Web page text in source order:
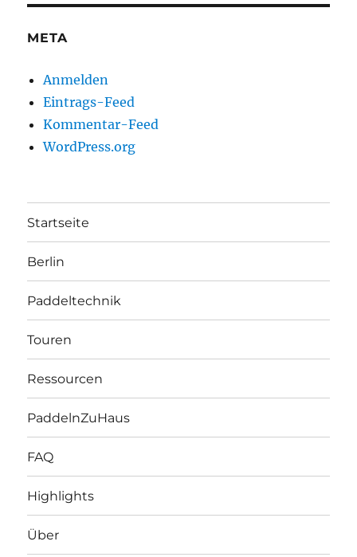
META
Anmelden
Eintrags-Feed
Kommentar-Feed
WordPress.org
Startseite
Berlin
Paddeltechnik
Touren
Ressourcen
PaddelnZuHaus
FAQ
Highlights
Über